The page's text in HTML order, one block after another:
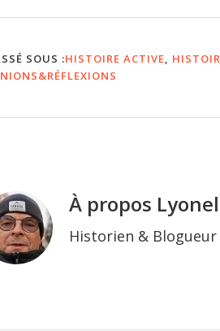
SOUS :HISTOIRE ACTIVE,
À propos
Historien & Blogueur